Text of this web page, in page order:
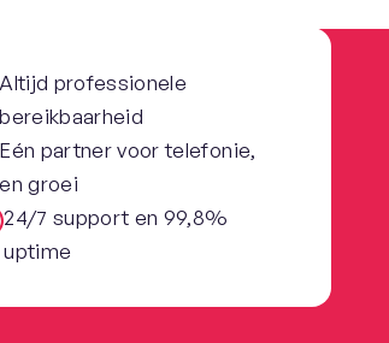
Altijd professionele
bereikbaarheid
Eén partner voor telefonie,
en groei
24/7 support en 99,8%
uptime